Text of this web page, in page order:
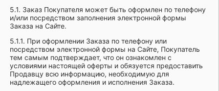
5.1. Заказ Покупателя может быть оформлен по телефону
и/или посредством заполнения электронной формы
Заказа на Сайте.
5.1.1. При оформлении Заказа по телефону или
посредством электронной формы на Сайте, Покупатель
тем самым подтверждает, что он ознакомлен с
условиями настоящей оферты и обязуется предоставить
Продавцу всю информацию, необходимую для
надлежащего оформления и исполнения Заказа.